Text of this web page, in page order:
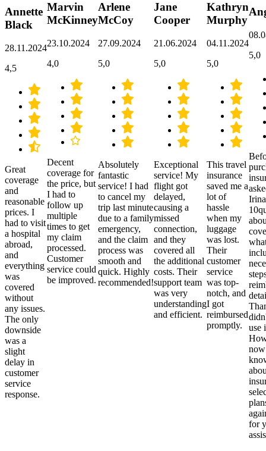
Annette
Black
28.11.2024
4,5
Great
coverage
and
reasonable
prices. I
had to visit
a hospital
abroad,
and
everything
was
covered
without
any issues.
The only
downside
was a
slight
delay in
customer
service
response.
Marvin
McKinney
23.10.2024
4,0
Decent
coverage for
the price, but
I had to
follow up
multiple
times to get
my claim
processed.
Customer
service could
be improved.
Arlene
McCoy
27.09.2024
5,0
Absolutely
fantastic
service! I had
to cancel my
trip last minute
due to a family
emergency,
and the claim
process was
smooth and
quick. Highly
recommended!
Jane
Cooper
21.06.2024
5,0
Exceptional
service! My
flight got
delayed,
causing a
missed
connection,
and they
covered all
the additional
costs. Their
support team
was very
understanding
and efficient.
Kathryn
Murphy
04.11.2024
5,0
This travel
insurance
saved me a
lot of
hassle
when my
luggage
was lost.
Their
customer
service
was top-
notch, and
I got
reimbursed
promptly.
5,0
use
for